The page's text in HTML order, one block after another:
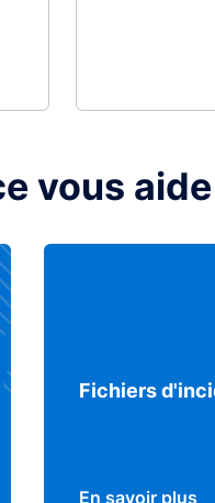
vous aide
Fichiers
En savoir plus